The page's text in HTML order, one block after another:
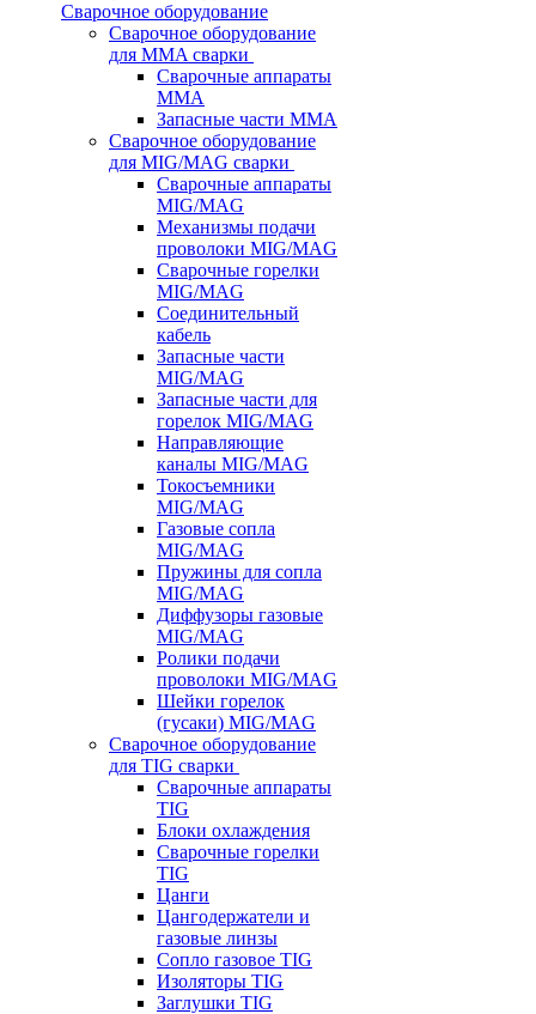
Сварочное оборудование
Сварочное оборудование
для MMA сварки
Сварочные аппараты
MMA
Запасные части MMA
Сварочное оборудование
для MIG/MAG сварки
Сварочные аппараты
MIG/MAG
Механизмы подачи
проволоки MIG/MAG
Сварочные горелки
MIG/MAG
Соединительный
кабель
Запасные части
MIG/MAG
Запасные части для
горелок MIG/MAG
Направляющие
каналы MIG/MAG
Токосъемники
MIG/MAG
Газовые сопла
MIG/MAG
Пружины для сопла
MIG/MAG
Диффузоры газовые
MIG/MAG
Ролики подачи
проволоки MIG/MAG
Шейки горелок
(гусаки) MIG/MAG
Сварочное оборудование
для TIG сварки
Сварочные аппараты
TIG
Блоки охлаждения
Сварочные горелки
TIG
Цанги
Цангодержатели и
газовые линзы
Сопло газовое TIG
Изоляторы TIG
Заглушки TIG